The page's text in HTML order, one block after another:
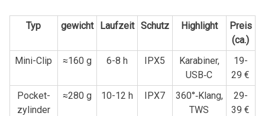
Typ gewicht Laufzeit Schutz Highlight
Preis⁤
(ca.)
Mini-Clip
≈160 g 6-8 h IPX5
Karabiner,
USB‑C
19-
29 €
Pocket-
zylinder
≈280 g 10-12 h IPX7
360°‑Klang,
TWS
29-
39 €